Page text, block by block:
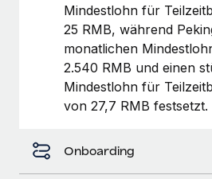
Auch im neuen Jahr wollen wir bei
aller Größen dabei unterstützen, die
Mehr erfahren
mit Remote verwaltet
Phiture ist der unumstrittene
Mindestlohn für
25 RMB, während
monatlichen
2.540 RMB und einen
Mindestlohn für
von 27,7 RMB festsetzt.
Onboarding